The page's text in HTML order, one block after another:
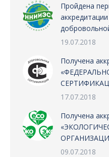
Пройдена
19.07.2018
Получена
17.07.2018
Получена
09.07.2018